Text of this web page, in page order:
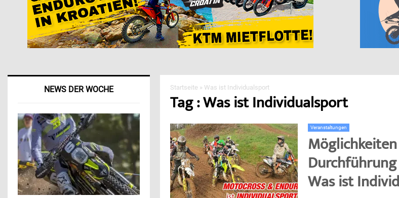
Startseite » Was ist Individualsport
Tag : Was ist Individualsport
Veranstaltungen
Was ist
NEWS DER WOCHE